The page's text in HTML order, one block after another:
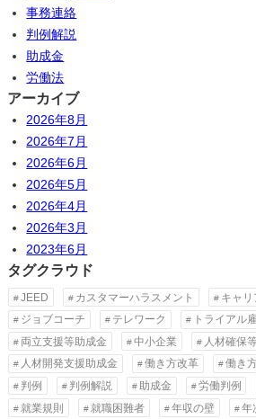
事務連絡
判例解説
助成金
労働法
アーカイブ
2026年8月
2026年7月
2026年6月
2026年5月
2026年4月
2026年3月
2023年6月
タグクラウド
JEED カスタマーハラスメント
キャ
ジョブコーチ
テレワーク トライアル
両立支援等助成金
中小企業
人材確保
人材開発支援助成金
働き方改革
働き
判例
判例解説 助成金 労働判例
就業規則
就職困難者 年収の壁 年